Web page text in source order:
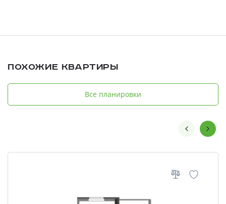
Похожие квартиры
Все планировки